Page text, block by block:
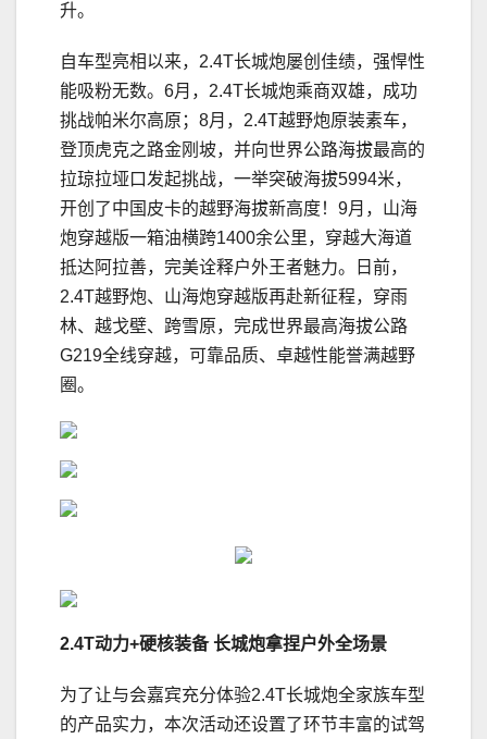
升。
自车型亮相以来，2.4T长城炮屡创佳绩，强悍性
能吸粉无数。6月，2.4T长城炮乘商双雄，成功
挑战帕米尔高原；8月，2.4T越野炮原装素车，
登顶虎克之路金刚坡，并向世界公路海拔最高的
拉琼拉垭口发起挑战，一举突破海拔5994米，
开创了中国皮卡的越野海拔新高度！9月，山海
炮穿越版一箱油横跨1400余公里，穿越大海道
抵达阿拉善，完美诠释户外王者魅力。日前，
2.4T越野炮、山海炮穿越版再赴新征程，穿雨
林、越戈壁、跨雪原，完成世界最高海拔公路
G219全线穿越，可靠品质、卓越性能誉满越野
圈。
2.4T动力+硬核装备 长城炮拿捏户外全场景
为了让与会嘉宾充分体验2.4T长城炮全家族车型
的产品实力，本次活动还设置了环节丰富的试驾